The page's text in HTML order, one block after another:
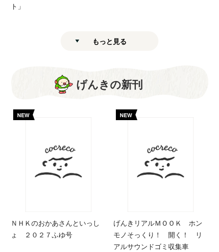
ト」
もっと見る
げんきの新刊
NEW
ＮＨＫのおかあさんといっし
ょ ２０２７ふゆ号
NEW
げんきリアルＭＯＯＫ ホン
モノそっくり！ 開く！ リ
アルサウンドゴミ収集車